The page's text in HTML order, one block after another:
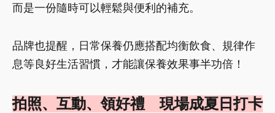
而是一份隨時可以輕鬆與便利的補充。
品牌也提醒，日常保養仍應搭配均衡飲食、規律作
息等良好生活習慣，才能讓保養效果事半功倍！
拍照、互動、領好禮 現場成夏日打卡